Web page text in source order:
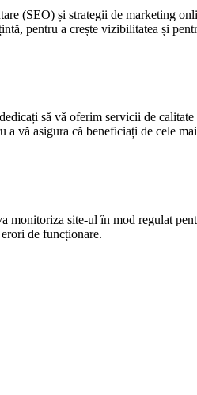
(SEO) și strategii de marketing
pentru a crește vizibilitatea și
să vă oferim servicii de
vă asigura că beneficiați de cele
monitoriza site-ul în mod regulat
de funcționare.